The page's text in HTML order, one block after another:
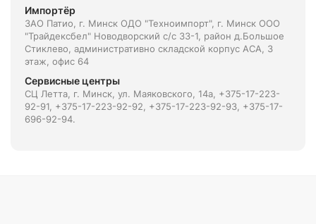
Импортёр
ЗАО Патио, г. Минск ОДО "Техноимпорт", г. Минск ООО
"Трайдексбел" Новодворский с/с 33-1, район д.Большое
Стиклево, административно складской корпус АСА, 3
этаж, офис 64
Сервисные центры
СЦ Летта, г. Минск, ул. Маяковского, 14а, +375-17-223-
92-91, +375-17-223-92-92, +375-17-223-92-93, +375-17-
696-92-94.